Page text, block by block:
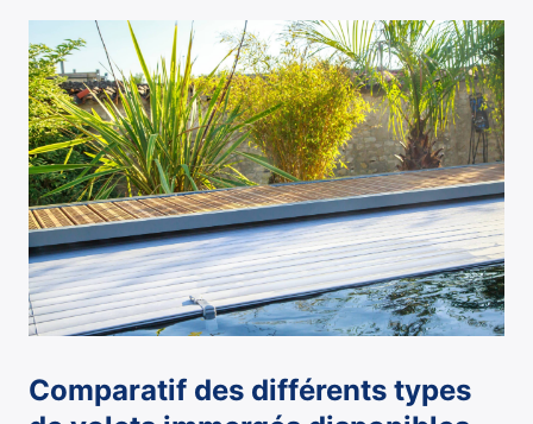
Comparatif des différents types